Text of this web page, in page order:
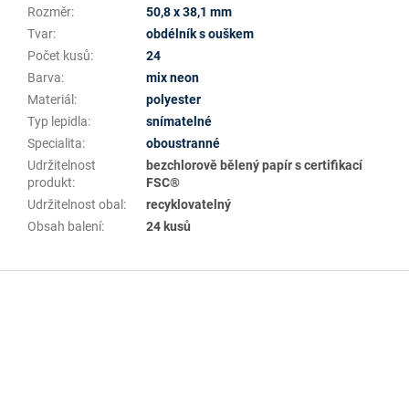
Rozměr:
50,8 x 38,1 mm
Tvar:
obdélník s ouškem
Počet kusů:
24
Barva:
mix neon
Materiál :
polyester
Typ lepidla:
snímatelné
Specialita:
oboustranné
Udržitelnost
produkt:
bezchlorově bělený papír s certifikací
FSC®
Udržitelnost obal :
recyklovatelný
Obsah balení: 24 kusů